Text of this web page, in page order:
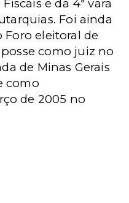
e da 4ª vara
Foi ainda
eleitoral de
como juiz no
de Minas Gerais
como
de 2005 no